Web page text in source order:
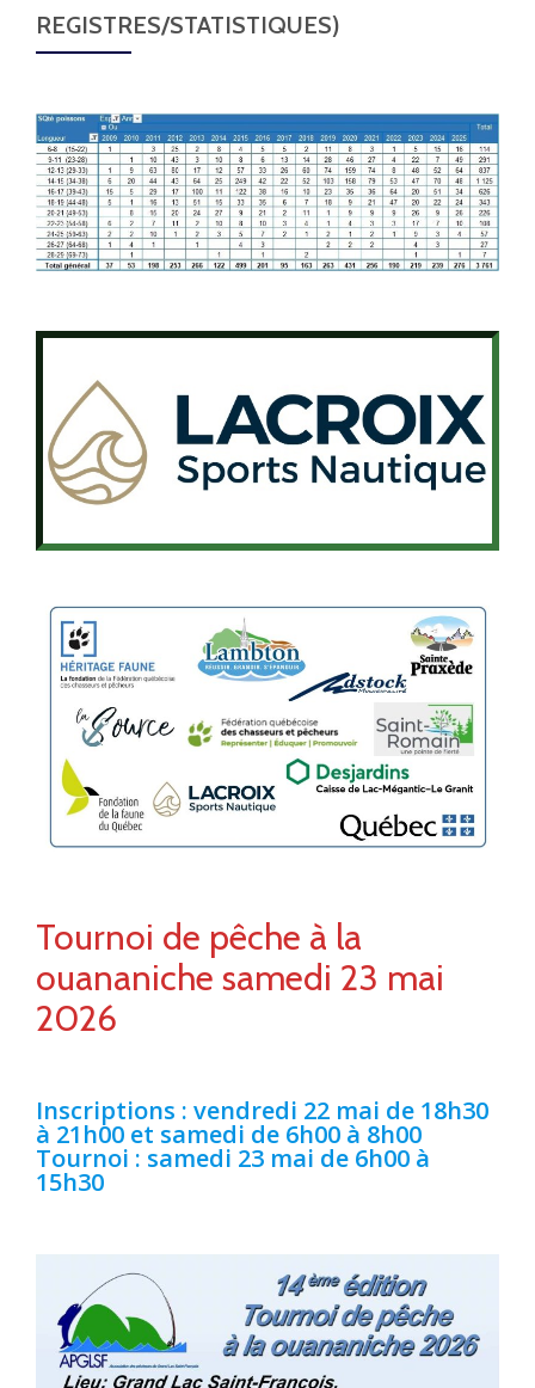
REGISTRES/STATISTIQUES)
Tournoi de pêche à la
ouananiche samedi 23 mai
2026
Inscriptions : vendredi 22 mai de 18h30
à 21h00 et samedi de 6h00 à 8h00
Tournoi : samedi 23 mai de 6h00 à
15h30